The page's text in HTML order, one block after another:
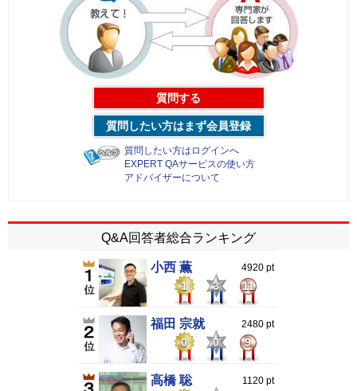
質問する
質問したい方はまず会員登録
質問したい方はログインへ
EXPERT QAサービスの使い方
アドバイザーについて
Q&A回答者総合ランキング
小西 薫 4920 pt
1 3 11
福田 宗就 2480 pt
0 0 9
高橋 聡 1120 pt